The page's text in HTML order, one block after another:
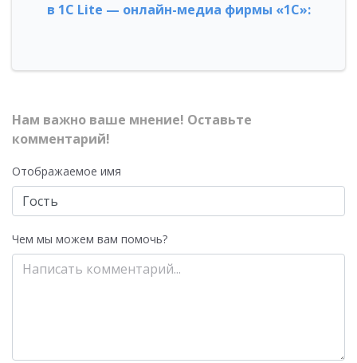
в 1С Lite — онлайн-медиа фирмы «1С»:
Нам важно ваше мнение! Оставьте
комментарий!
Отображаемое имя
Чем мы можем вам помочь?